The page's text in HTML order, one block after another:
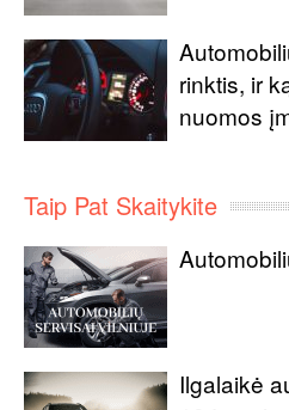
rinktis, ir
nuomos
Taip Pat Skaitykite
Ilgalaikė